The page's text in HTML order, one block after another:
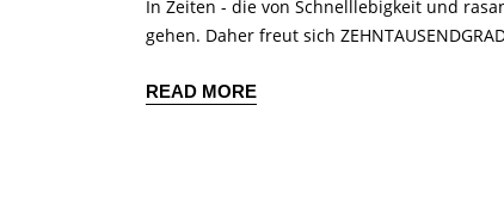
In Zeiten - die von Schnelllebigkeit und
gehen. Daher freut sich
READ MORE